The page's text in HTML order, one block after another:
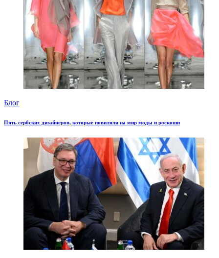
Блог
Пять сербских дизайнеров, которые повиляли на мир моды и роскоши